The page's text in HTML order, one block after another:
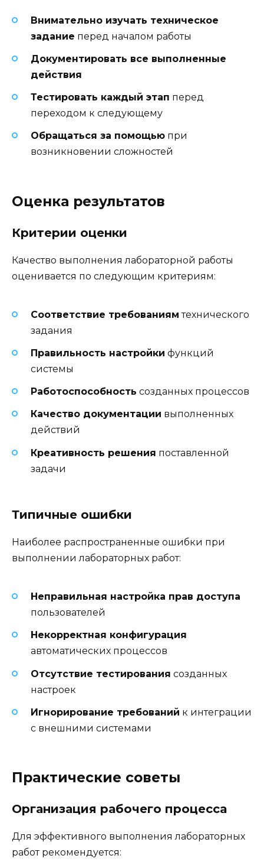
Внимательно изучать техническое
задание перед началом работы
Документировать все выполненные
действия
Тестировать каждый этап перед
переходом к следующему
Обращаться за помощью при
возникновении сложностей
Оценка результатов
Критерии оценки
Качество выполнения лабораторной работы
оценивается по следующим критериям:
Соответствие требованиям технического
задания
Правильность настройки функций
системы
Работоспособность созданных процессов
Качество документации выполненных
действий
Креативность решения поставленной
задачи
Типичные ошибки
Наиболее распространенные ошибки при
выполнении лабораторных работ:
Неправильная настройка прав доступа
пользователей
Некорректная конфигурация
автоматических процессов
Отсутствие тестирования созданных
настроек
Игнорирование требований к интеграции
с внешними системами
Практические советы
Организация рабочего процесса
Для эффективного выполнения лабораторных
работ рекомендуется: